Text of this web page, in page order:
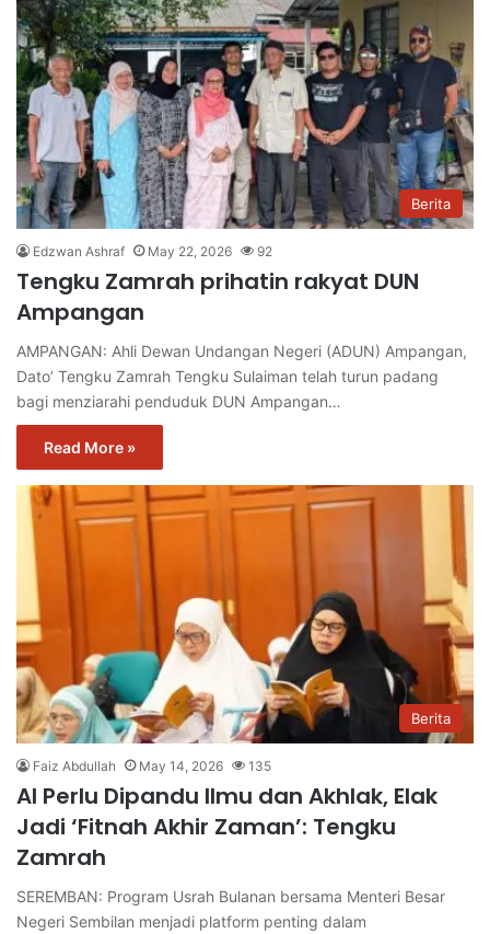
Berita
Edzwan Ashraf May 22, 2026 92
Tengku Zamrah prihatin rakyat DUN
Ampangan
AMPANGAN: Ahli Dewan Undangan Negeri (ADUN) Ampangan,
Dato’ Tengku Zamrah Tengku Sulaiman telah turun padang
bagi menziarahi penduduk DUN Ampangan…
Read More »
Berita
Faiz Abdullah May 14, 2026 135
AI Perlu Dipandu Ilmu dan Akhlak, Elak
Jadi ‘Fitnah Akhir Zaman’: Tengku
Zamrah
SEREMBAN: Program Usrah Bulanan bersama Menteri Besar
Negeri Sembilan menjadi platform penting dalam